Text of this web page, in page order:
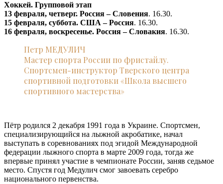
Хоккей. Групповой этап
13 февраля, четверг. Россия – Словения. 16.30.
15 февраля, суббота. США – Россия. 16.30.
16 февраля, воскресенье. Россия – Словакия. 16.30.
Петр МЕДУЛИЧ
Мастер спорта России по фристайлу.
Спортсмен-инструктор Тверского центра
спортивной подготовки «Школа высшего
спортивного мастерства»
Пётр родился 2 декабря 1991 года в Украине. Спортсмен,
специализирующийся на лыжной акробатике, начал
выступать в соревнованиях под эгидой Международной
федерации лыжного спорта в марте 2009 года, тогда же
впервые принял участие в чемпионате России, заняв седьмое
место. Спустя год Медулич смог завоевать серебро
национального первенства.